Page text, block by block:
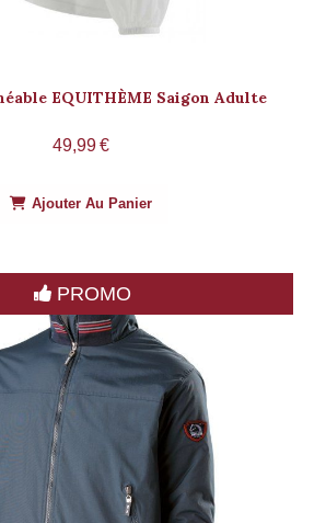
EQUITHÈME Saigon Adulte
49,99€
Ajouter Au Panier
PROMO